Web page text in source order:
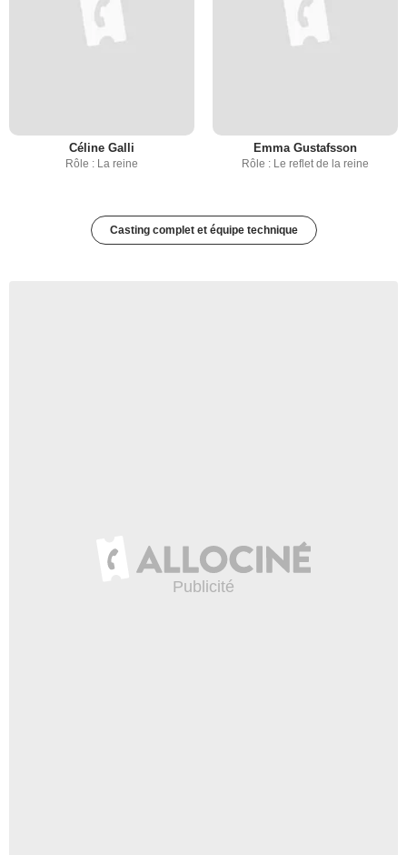
Céline Galli
Rôle : La reine
Emma Gustafsson
Rôle : Le reflet de la reine
Casting complet et équipe technique